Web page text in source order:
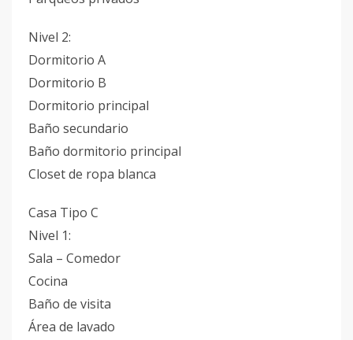
Nivel 2:
Dormitorio A
Dormitorio B
Dormitorio principal
Baño secundario
Baño dormitorio principal
Closet de ropa blanca
Casa Tipo C
Nivel 1:
Sala – Comedor
Cocina
Baño de visita
Área de lavado